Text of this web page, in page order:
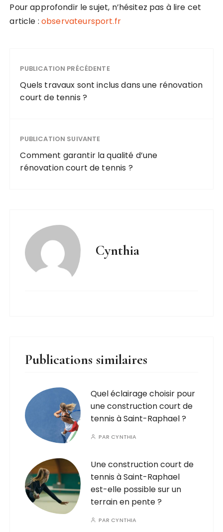
Pour approfondir le sujet, n’hésitez pas à lire cet
article : observateursport.fr
PUBLICATION PRÉCÉDENTE
Quels travaux sont inclus dans une rénovation
court de tennis ?
PUBLICATION SUIVANTE
Comment garantir la qualité d’une
rénovation court de tennis ?
Cynthia
Publications similaires
Quel éclairage choisir pour
une construction court de
tennis à Saint-Raphael ?
PAR CYNTHIA
Une construction court de
tennis à Saint-Raphael
est-elle possible sur un
terrain en pente ?
PAR CYNTHIA